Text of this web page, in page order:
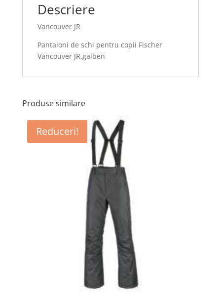
Descriere
Vancouver JR
Pantaloni de schi pentru copii Fischer
Vancouver JR,galben
Produse similare
Reduceri!